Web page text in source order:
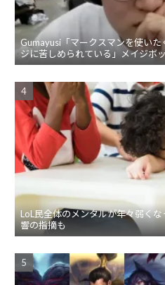
Gumayusi「マークスマンを使い
ジに苦しめられている」メイジボ
LoL民全体のメンタルが年々弱く
響の指摘も